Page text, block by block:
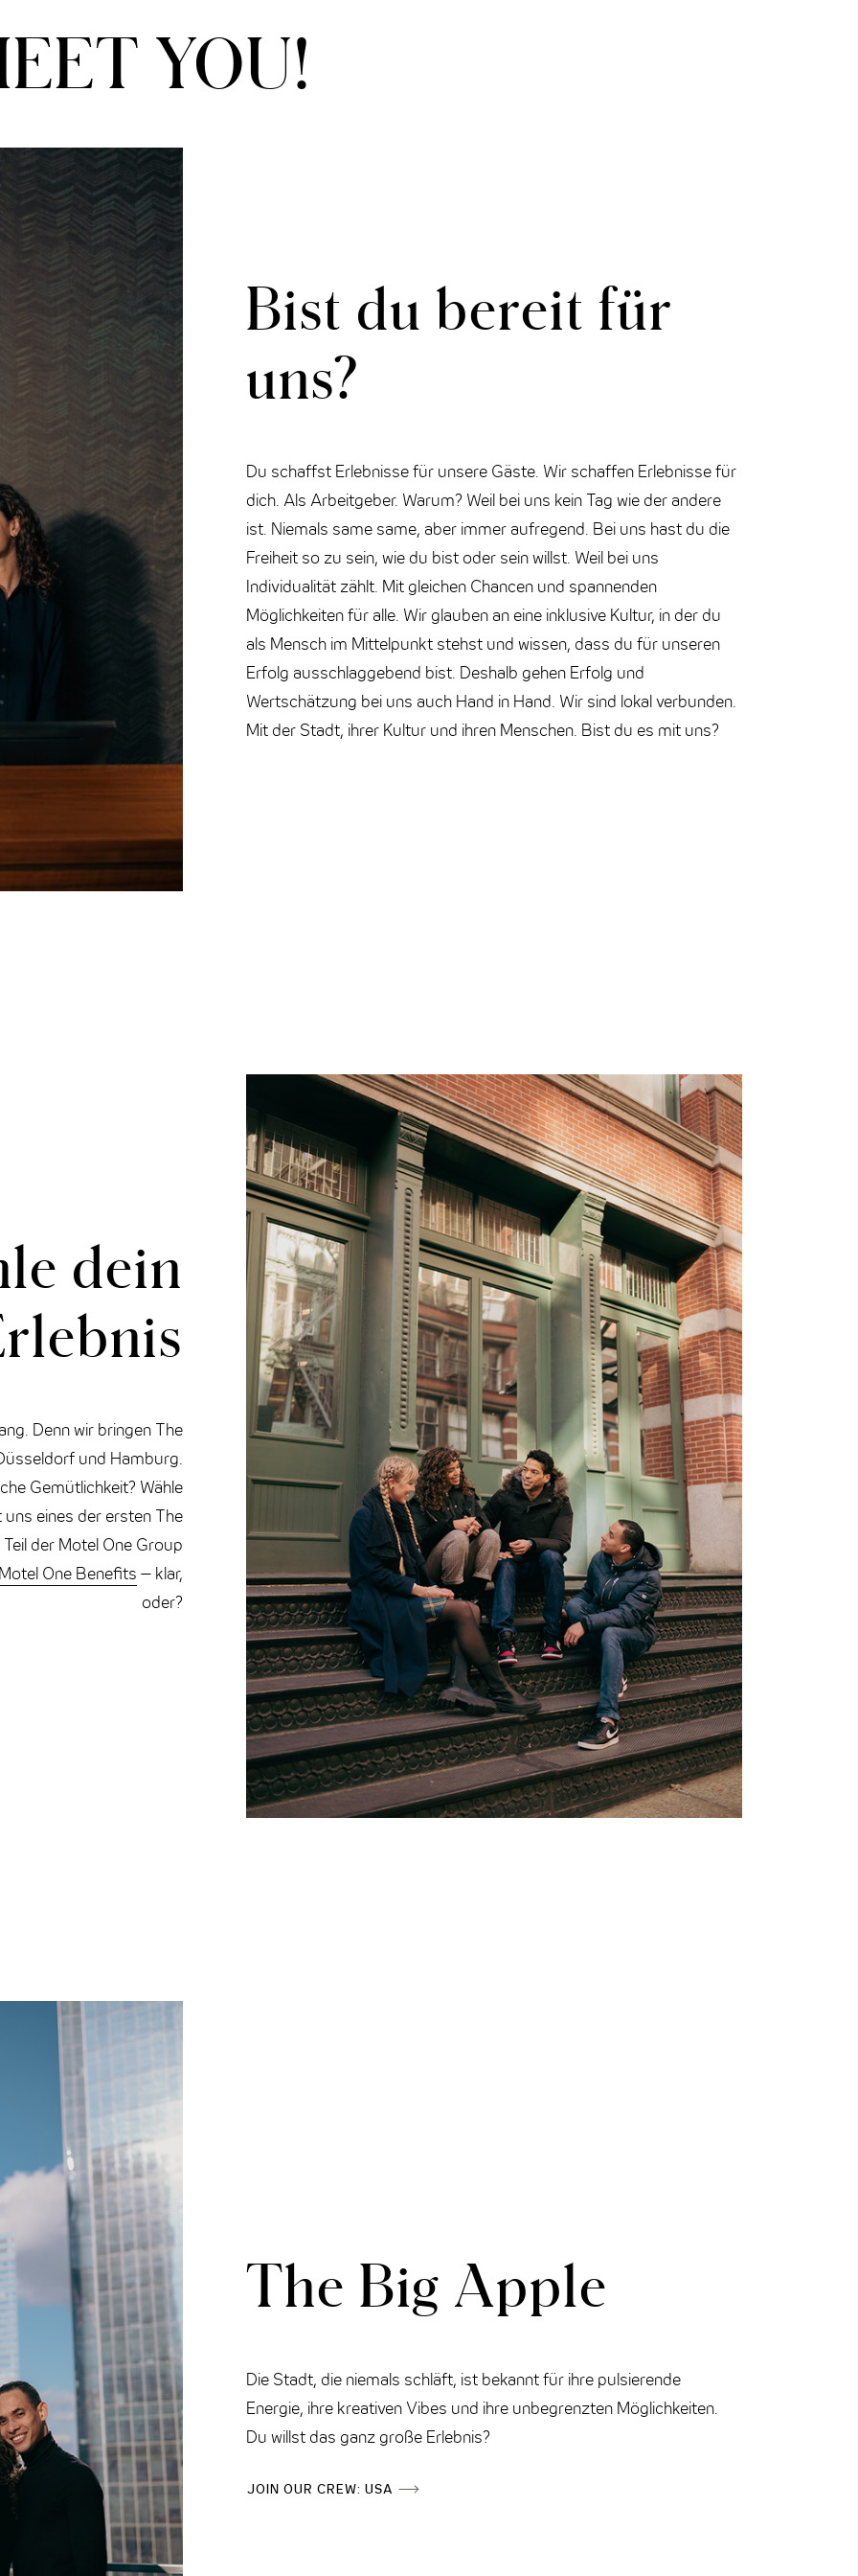
YOU!
Bist du bereit für
uns?
Du schaffst Erlebnisse für unsere Gäste. Wir schaffen Erlebnisse für
dich. Als Arbeitgeber. Warum? Weil bei uns kein Tag wie der andere
ist. Niemals same same, aber immer aufregend. Bei uns hast du die
Freiheit so zu sein, wie du bist oder sein willst. Weil bei uns
Individualität zählt. Mit gleichen Chancen und spannenden
Möglichkeiten für alle. Wir glauben an eine inklusive Kultur, in der du
als Mensch im Mittelpunkt stehst und wissen, dass du für unseren
Erfolg ausschlaggebend bist. Deshalb gehen Erfolg und
Wertschätzung bei uns auch Hand in Hand. Wir sind lokal verbunden.
Mit der Stadt, ihrer Kultur und ihren Menschen. Bist du es mit uns?
dein
Denn wir bringen The
und Hamburg.
Gemütlichkeit? Wähle
eines der ersten The
der Motel One Group
One Benefits – klar,
oder?
The Big Apple
Die Stadt, die niemals schläft, ist bekannt für ihre pulsierende
Energie, ihre kreativen Vibes und ihre unbegrenzten Möglichkeiten.
Du willst das ganz große Erlebnis?
JOIN OUR CREW: USA